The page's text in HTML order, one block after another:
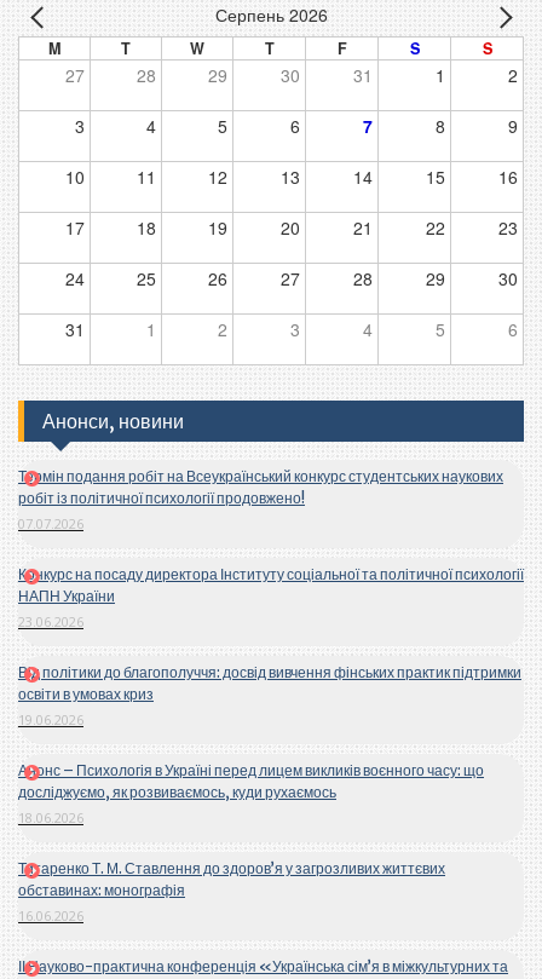
Серпень 2026
M T W T F S S
27 28 29 30 31 1 2
3 4 5 6 7 8 9
10 11 12 13 14 15 16
17 18 19 20 21 22 23
24 25 26 27 28 29 30
31 1 2 3 4 5 6
Анонси, новини
Термін подання робіт на Всеукраїнський конкурс студентських наукових
робіт із політичної психології продовжено!
07.07.2026
Конкурс на посаду директора Інституту соціальної та політичної психології
НАПН України
23.06.2026
Від політики до благополуччя: досвід вивчення фінських практик підтримки
освіти в умовах криз
19.06.2026
Анонс – Психологія в Україні перед лицем викликів воєнного часу: що
досліджуємо, як розвиваємось, куди рухаємось
18.06.2026
Титаренко Т. М. Ставлення до здоров’я у загрозливих життєвих
обставинах: монографія
16.06.2026
ІІ Науково-практична конференція «Українська сім’я в міжкультурних та